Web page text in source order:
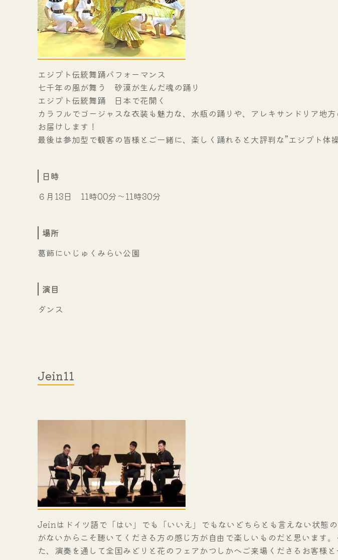
エジプト伝統舞踊パフォーマンス
七千年の風が舞う 砂漠が生んだ魂の踊り
エジプト伝統舞踊 日本で花開く
カラフルでゴージャスな衣装も魅力な、水瓶の踊りや、アレキサンドリア地
お届けします！
最後は参加型で観客の皆様とご一緒に、楽しく踊れると大評判な”エジプト体
日時
６月13日 11時00分～11時30分
場所
葛飾にいじゅくみらい公園
演目
ダンス
Jein11
Jeinはドイツ語で「はい」でも「いいえ」でもないどちらとも言えない状態
がないからこそ聴いてくださる方の感じ方が自由で楽しいものだと思います
た、演奏を通して全国みどりと花のフェアかつしかへご来場くださるお客様と